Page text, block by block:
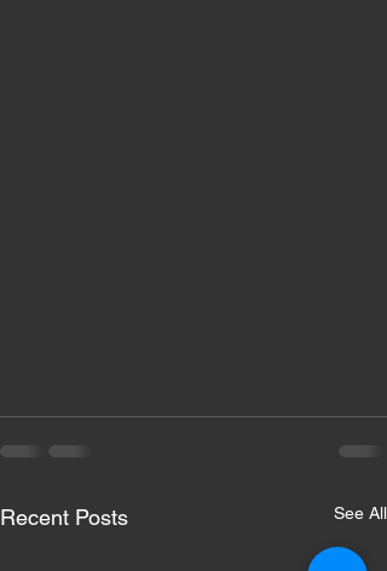
Recent Posts See All